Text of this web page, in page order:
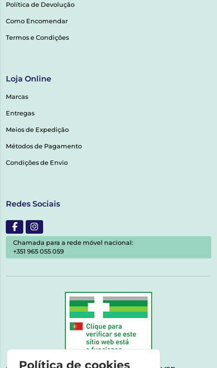
Política de Devolução
Como Encomendar
Termos e Condições
Loja Online
Marcas
Entregas
Meios de Expedição
Métodos de Pagamento
Condições de Envio
Redes Sociais
Chamada para a rede móvel nacional:
+351 965 055 059
Política de cookies